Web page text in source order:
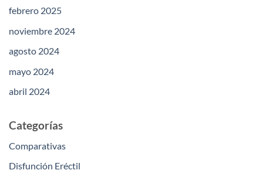
febrero 2025
noviembre 2024
agosto 2024
mayo 2024
abril 2024
Categorías
Comparativas
Disfunción Eréctil